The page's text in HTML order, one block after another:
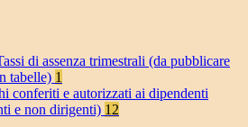
di assenza trimestrali (da pubblicare
tabelle) 1
conferiti e autorizzati ai dipendenti
e non dirigenti) 12